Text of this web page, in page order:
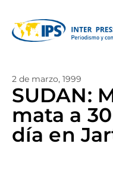
2 de marzo, 1999
SUDAN:
mata a
día en